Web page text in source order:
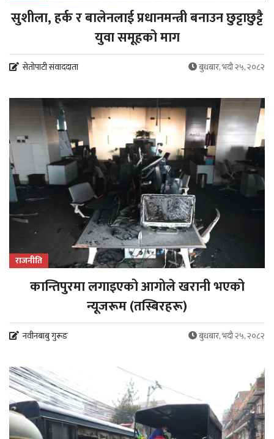
सुशीला, हर्क र बालेनलाई प्रधानमन्त्री बनाउन छुट्टाछुट्टै
युवा समूहको माग
सेतोपाटी संवाददाता बुधबार, भदौ २५, २०८२
राजनीति
कान्तिपुरमा लगाइएको आगोले खरानी भएको
न्यूजरूम (तस्बिरहरू)
नवीनबाबु गुरूङ बुधबार, भदौ २५, २०८२